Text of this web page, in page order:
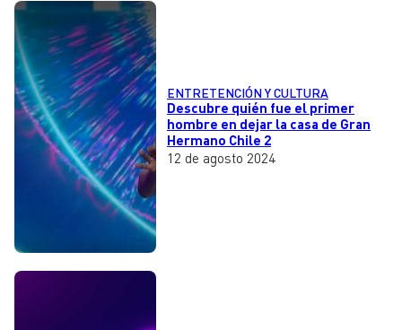
ENTRETENCIÓN Y CULTURA
Descubre quién fue el primer
hombre en dejar la casa de Gran
Hermano Chile 2
12 de agosto 2024